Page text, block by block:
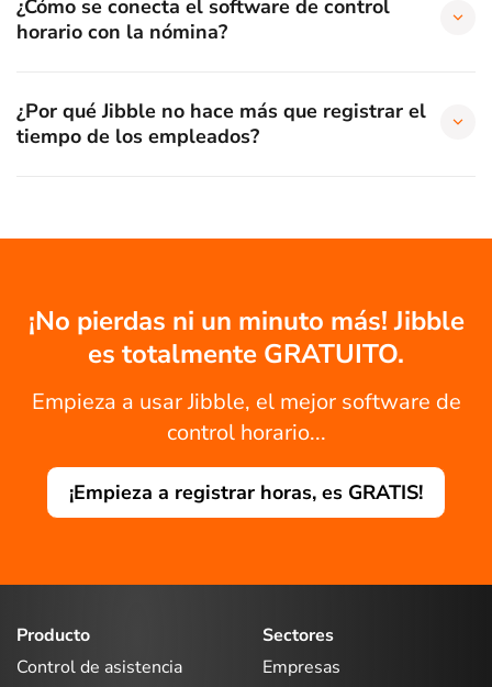
¿Cómo se conecta el software de control
horario con la nómina?
¿Por qué Jibble no hace más que registrar el
tiempo de los empleados?
¡No pierdas ni un minuto más! Jibble
es totalmente GRATUITO.
Empieza a usar Jibble, el mejor software de
control horario...
¡Empieza a registrar horas, es GRATIS!
Producto
Control de asistencia
Sectores
Empresas